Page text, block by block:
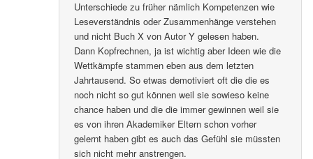
Unterschiede zu früher nämlich Kompetenzen wie
Leseverständnis oder Zusammenhänge verstehen
und nicht Buch X von Autor Y gelesen haben.
Dann Kopfrechnen, ja ist wichtig aber Ideen wie die
Wettkämpfe stammen eben aus dem letzten
Jahrtausend. So etwas demotiviert oft die die es
noch nicht so gut können weil sie sowieso keine
chance haben und die die immer gewinnen weil sie
es von ihren Akademiker Eltern schon vorher
gelernt haben gibt es auch das Gefühl sie müssten
sich nicht mehr anstrengen.